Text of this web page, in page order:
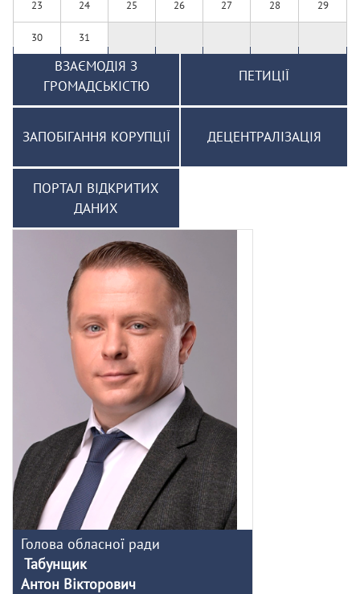
23 24 25 26 27 28 29
30 31
ВЗАЄМОДІЯ З
ГРОМАДСЬКІСТЮ
ПЕТИЦІЇ
ЗАПОБІГАННЯ КОРУПЦІЇ ДЕЦЕНТРАЛІЗАЦІЯ
ПОРТАЛ ВІДКРИТИХ
ДАНИХ
Голова обласної ради
Табунщик
Антон Вікторович